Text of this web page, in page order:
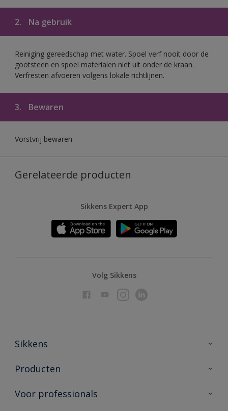
2. Na gebruik
Reiniging gereedschap met water. Spoel verf nooit door de
gootsteen en spoel materialen niet uit onder de kraan.
Verfresten afvoeren volgens lokale richtlijnen.
3. Bewaren
Vorstvrij bewaren
Gerelateerde producten
Sikkens Expert App
Volg Sikkens
Sikkens
Over Sikkens
Duurzaamheid
Producten
Producten voor binnen
Voor professionals